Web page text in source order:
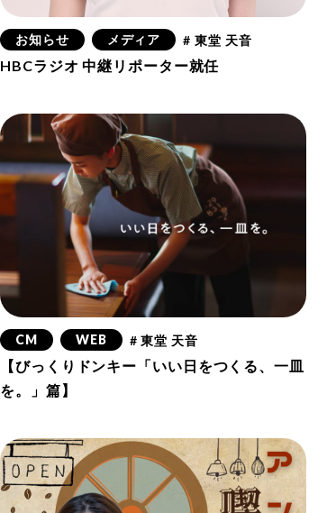
お知らせ メディア # 東堂 天音
HBCラジオ 中継リポーター就任
CM WEB # 東堂 天音
【びっくりドンキー「いい日をつくる、一皿
を。」篇】